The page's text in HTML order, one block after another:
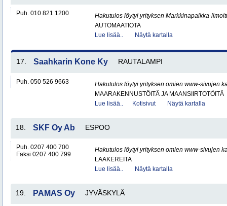
Puh. 010 821 1200
Hakutulos löytyi yrityksen Markkinapaikka-
AUTOMAATIOTA
Lue lisää..
Näytä kartalla
17. Saahkarin Kone Ky RAUTALAMPI
Puh. 050 526 9663
Hakutulos löytyi yrityksen omien www-sivujen
MAARAKENNUSTÖITÄ JA MAANSIIRTOTÖITÄ
Lue lisää..
Kotisivut Näytä kartalla
18. SKF Oy Ab ESPOO
Puh. 0207 400 700
Faksi 0207 400 799
Hakutulos löytyi yrityksen omien www-sivujen
LAAKEREITA
Lue lisää..
Näytä kartalla
19. PAMAS Oy JYVÄSKYLÄ